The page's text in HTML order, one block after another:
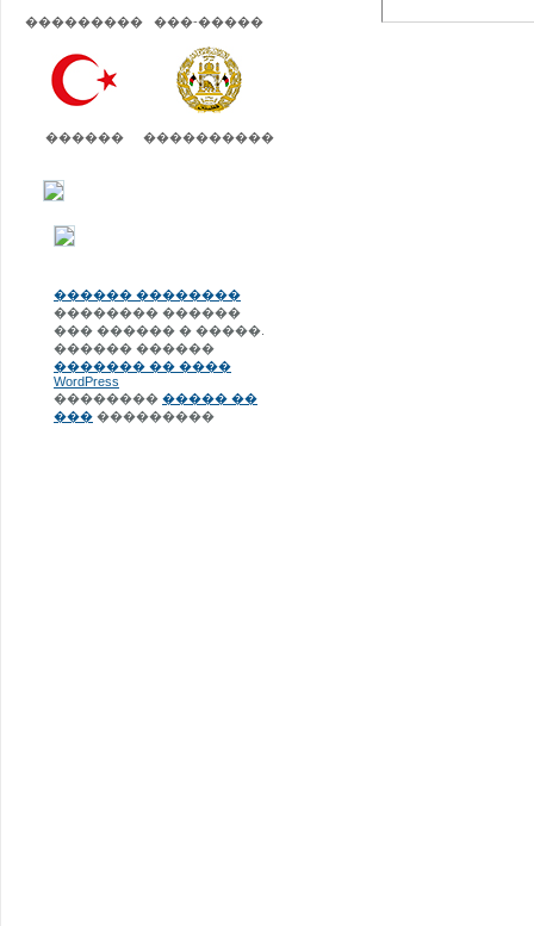
��������� ���-�����
������ ����������
������ ��������
�������� ������
��� ������ � �����.
������ ������
������� �� ����
WordPress
�������� ����� ��
��� ���������